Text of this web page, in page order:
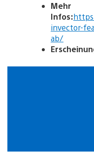
Mehr
Infos:
invector-
ab/